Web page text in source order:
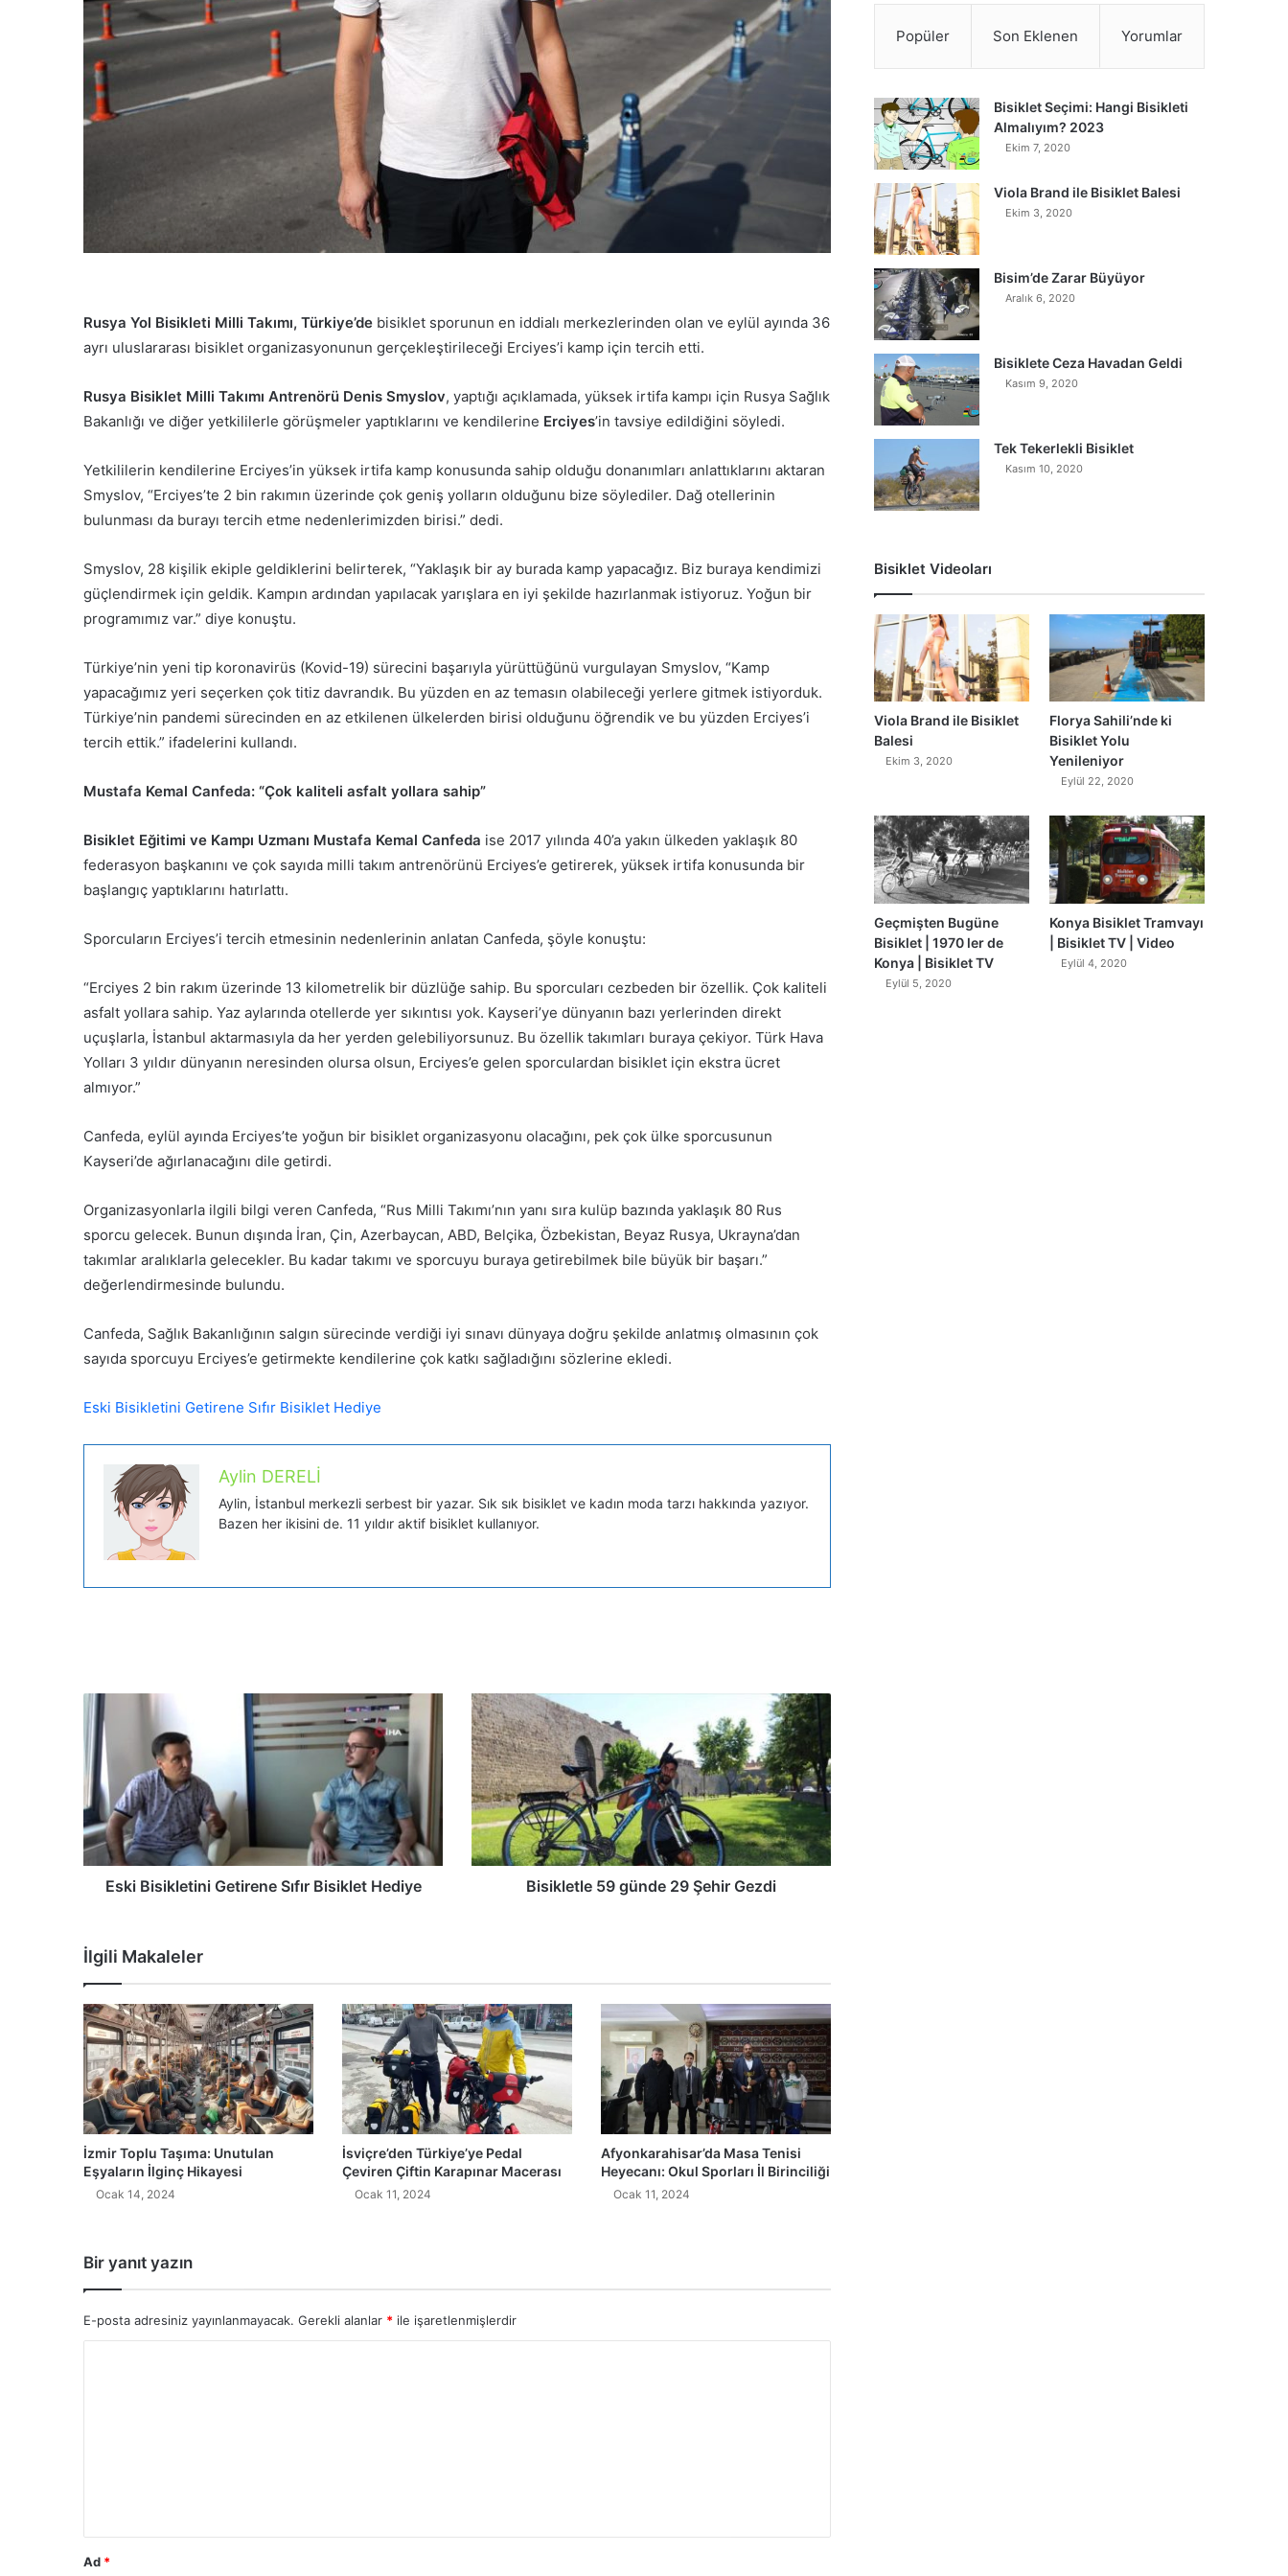
d
e
Rusya Yol Bisikleti Milli Takımı, Türkiye’de bisiklet sporunun en iddialı merkezlerinden olan ve eylül ayında 36
ayrı uluslararası bisiklet organizasyonunun gerçekleştirileceği Erciyes’i kamp için tercih etti.
Rusya Bisiklet Milli Takımı Antrenörü Denis Smyslov, yaptığı açıklamada, yüksek irtifa kampı için Rusya Sağlık
Bakanlığı ve diğer yetkililerle görüşmeler yaptıklarını ve kendilerine Erciyes’in tavsiye edildiğini söyledi.
Yetkililerin kendilerine Erciyes’in yüksek irtifa kamp konusunda sahip olduğu donanımları anlattıklarını aktaran
Smyslov, “Erciyes’te 2 bin rakımın üzerinde çok geniş yolların olduğunu bize söylediler. Dağ otellerinin
bulunması da burayı tercih etme nedenlerimizden birisi.” dedi.
Smyslov, 28 kişilik ekiple geldiklerini belirterek, “Yaklaşık bir ay burada kamp yapacağız. Biz buraya kendimizi
güçlendirmek için geldik. Kampın ardından yapılacak yarışlara en iyi şekilde hazırlanmak istiyoruz. Yoğun bir
programımız var.” diye konuştu.
Türkiye’nin yeni tip koronavirüs (Kovid-19) sürecini başarıyla yürüttüğünü vurgulayan Smyslov, “Kamp
yapacağımız yeri seçerken çok titiz davrandık. Bu yüzden en az temasın olabileceği yerlere gitmek istiyorduk.
Türkiye’nin pandemi sürecinden en az etkilenen ülkelerden birisi olduğunu öğrendik ve bu yüzden Erciyes’i
tercih ettik.” ifadelerini kullandı.
Mustafa Kemal Canfeda: “Çok kaliteli asfalt yollara sahip”
Bisiklet Eğitimi ve Kampı Uzmanı Mustafa Kemal Canfeda ise 2017 yılında 40’a yakın ülkeden yaklaşık 80
federasyon başkanını ve çok sayıda milli takım antrenörünü Erciyes’e getirerek, yüksek irtifa konusunda bir
başlangıç yaptıklarını hatırlattı.
Sporcuların Erciyes’i tercih etmesinin nedenlerinin anlatan Canfeda, şöyle konuştu:
“Erciyes 2 bin rakım üzerinde 13 kilometrelik bir düzlüğe sahip. Bu sporcuları cezbeden bir özellik. Çok kaliteli
asfalt yollara sahip. Yaz aylarında otellerde yer sıkıntısı yok. Kayseri’ye dünyanın bazı yerlerinden direkt
uçuşlarla, İstanbul aktarmasıyla da her yerden gelebiliyorsunuz. Bu özellik takımları buraya çekiyor. Türk Hava
Yolları 3 yıldır dünyanın neresinden olursa olsun, Erciyes’e gelen sporculardan bisiklet için ekstra ücret
almıyor.”
Canfeda, eylül ayında Erciyes’te yoğun bir bisiklet organizasyonu olacağını, pek çok ülke sporcusunun
Kayseri’de ağırlanacağını dile getirdi.
Organizasyonlarla ilgili bilgi veren Canfeda, “Rus Milli Takımı’nın yanı sıra kulüp bazında yaklaşık 80 Rus
sporcu gelecek. Bunun dışında İran, Çin, Azerbaycan, ABD, Belçika, Özbekistan, Beyaz Rusya, Ukrayna’dan
takımlar aralıklarla gelecekler. Bu kadar takımı ve sporcuyu buraya getirebilmek bile büyük bir başarı.”
değerlendirmesinde bulundu.
Canfeda, Sağlık Bakanlığının salgın sürecinde verdiği iyi sınavı dünyaya doğru şekilde anlatmış olmasının çok
sayıda sporcuyu Erciyes’e getirmekte kendilerine çok katkı sağladığını sözlerine ekledi.
Eski Bisikletini Getirene Sıfır Bisiklet Hediye
Aylin DERELİ
Aylin, İstanbul merkezli serbest bir yazar. Sık sık bisiklet ve kadın moda tarzı hakkında yazıyor.
Bazen her ikisini de. 11 yıldır aktif bisiklet kullanıyor.
Eski Bisikletini Getirene Sıfır Bisiklet Hediye Bisikletle 59 günde 29 Şehir Gezdi
İlgili Makaleler
İzmir Toplu Taşıma: Unutulan
Eşyaların İlginç Hikayesi
Ocak 14, 2024
İsviçre’den Türkiye’ye Pedal
Çeviren Çiftin Karapınar Macerası
Ocak 11, 2024
Afyonkarahisar’da Masa Tenisi
Heyecanı: Okul Sporları İl Birinciliği
Ocak 11, 2024
Bir yanıt yazın
E-posta adresiniz yayınlanmayacak. Gerekli alanlar * ile işaretlenmişlerdir
Ad *
Popüler Son Eklenen Yorumlar
Bisiklet Seçimi: Hangi Bisikleti
Almalıyım? 2023
Ekim 7, 2020
Viola Brand ile Bisiklet Balesi
Ekim 3, 2020
Bisim’de Zarar Büyüyor
Aralık 6, 2020
Bisiklete Ceza Havadan Geldi
Kasım 9, 2020
Tek Tekerlekli Bisiklet
Kasım 10, 2020
Bisiklet Videoları
Viola Brand ile Bisiklet
Balesi
Ekim 3, 2020
Florya Sahili’nde ki
Bisiklet Yolu
Yenileniyor
Eylül 22, 2020
Geçmişten Bugüne
Bisiklet | 1970 ler de
Konya | Bisiklet TV
Eylül 5, 2020
Konya Bisiklet Tramvayı
| Bisiklet TV | Video
Eylül 4, 2020